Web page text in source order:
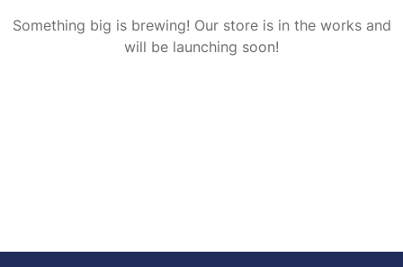
Something big is brewing! Our store is in the works and
will be launching soon!